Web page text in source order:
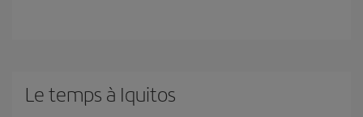
Le temps à Iquitos